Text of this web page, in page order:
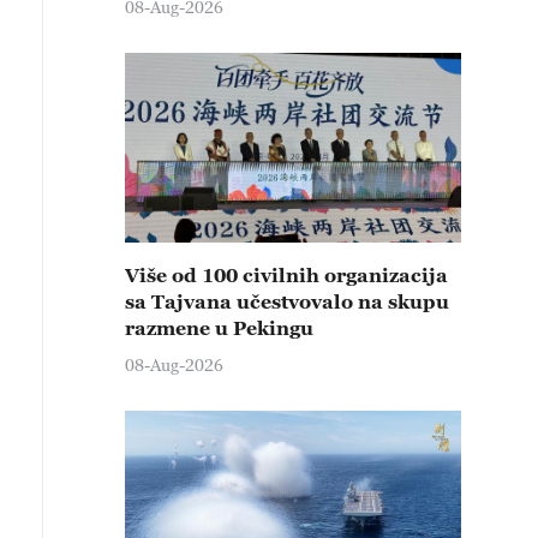
08-Aug-2026
Više od 100 civilnih organizacija
sa Tajvana učestvovalo na skupu
razmene u Pekingu
08-Aug-2026